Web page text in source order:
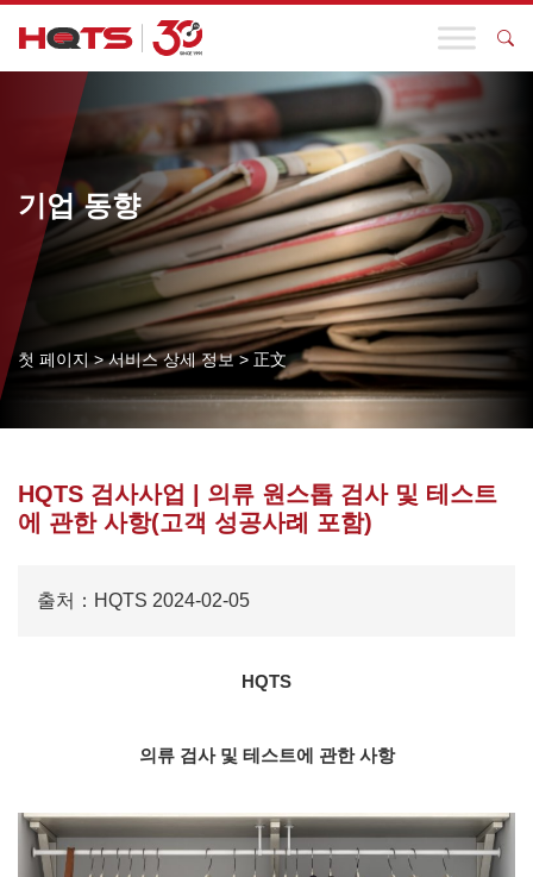
기업 동향
첫 페이지>서비스 상세 정보> 正文
HQTS 검사사업 | 의류 원스톱 검사 및 테스트
에 관한 사항(고객 성공사례 포함)
출처：HQTS 2024-02-05
HQTS
의류 검사 및 테스트에 관한 사항